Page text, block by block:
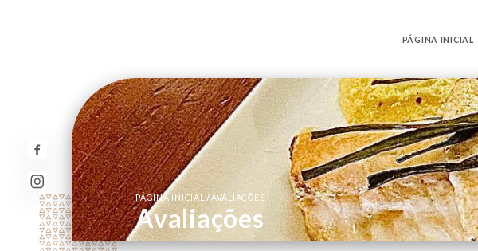
PÁGINA INICIAL
PÁGINA INICIAL/AVALIAÇÕES
Avaliações